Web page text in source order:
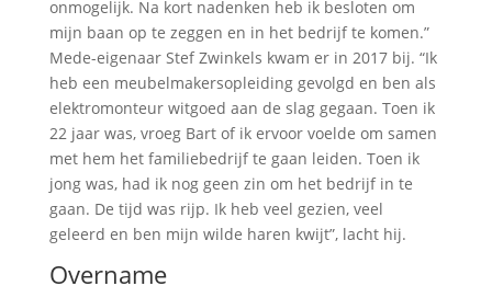
onmogelijk. Na kort nadenken heb ik besloten om
mijn baan op te zeggen en in het bedrijf te komen.”
Mede-eigenaar Stef Zwinkels kwam er in 2017 bij. “Ik
heb een meubelmakersopleiding gevolgd en ben als
elektromonteur witgoed aan de slag gegaan. Toen ik
22 jaar was, vroeg Bart of ik ervoor voelde om samen
met hem het familiebedrijf te gaan leiden. Toen ik
jong was, had ik nog geen zin om het bedrijf in te
gaan. De tijd was rijp. Ik heb veel gezien, veel
geleerd en ben mijn wilde haren kwijt”, lacht hij.
Overname